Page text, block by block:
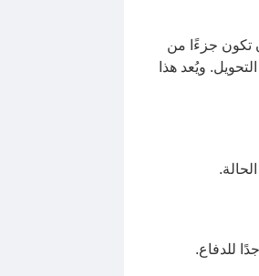
تكون جزءًا من
ويُعد هذا